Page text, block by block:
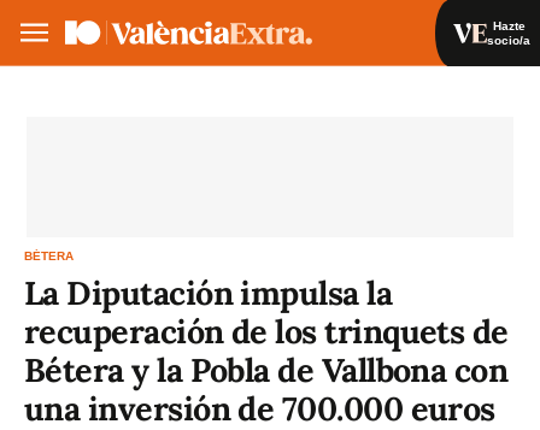
Hazte
socio/a
BÉTERA
La Diputación impulsa la
recuperación de los trinquets de
Bétera y la Pobla de Vallbona con
una inversión de 700.000 euros